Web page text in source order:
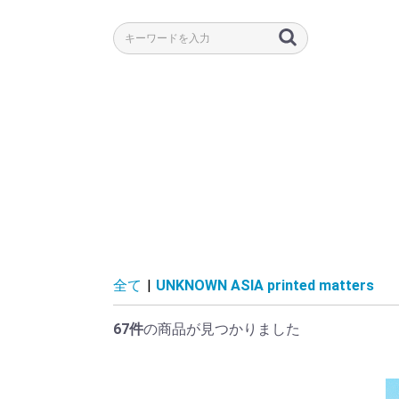
全て | UNKNOWN ASIA printed matters
67件の商品が見つかりました